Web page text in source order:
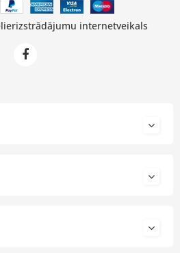
internetveikals